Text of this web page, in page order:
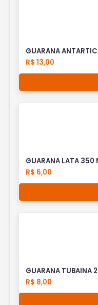
GUARANA
R$ 13,00
GUARANA LATA 350
R$ 6,00
GUARANA TUBAINA
R$ 8,00